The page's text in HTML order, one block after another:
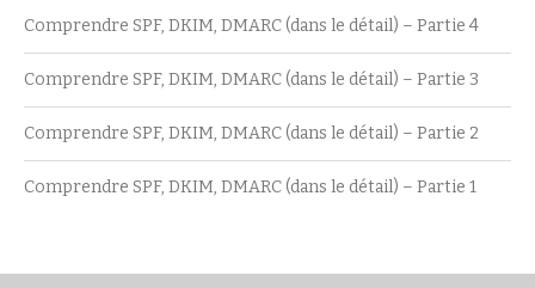
Comprendre SPF, DKIM, DMARC (dans le détail) – Partie 4
Comprendre SPF, DKIM, DMARC (dans le détail) – Partie 3
Comprendre SPF, DKIM, DMARC (dans le détail) – Partie 2
Comprendre SPF, DKIM, DMARC (dans le détail) – Partie 1